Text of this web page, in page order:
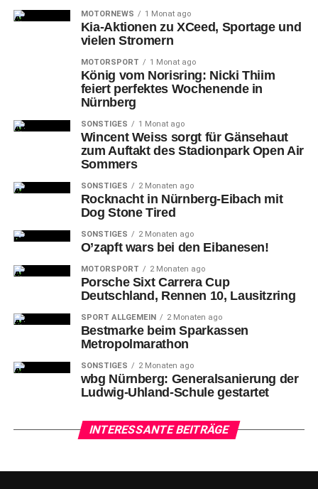
Jan-Erik Slooten (D) Phoenix Racing, Fabio Citignola (D) HRT
Mitden Teams HP Racing International und ID Racing
sind zwei Neuzugänge dabei. GP Elite startet dieses Jahr
die Mission Titelverteidigung in der Fahrer- und
Teamwertung. Die Mannschaft aus den Niederlanden,
das Schweizer Team Fach Auto Tech und Huber Racing
stehen neben dem deutschen Carrera Cup auch im
internationalen Porsche Mobil 1 Supercup auf der
Nennliste. Außerdem zählen Allied-Racing, das Black
Falcon Team Textar, CarTech Motorsport by Nigrin, HRT
Performance und IronForce Racing by Phoenix zum Line-
up im deutschen Markenpokal. Da einige Teams mit zwei
getrennt gewerteten Aufgeboten antreten, gehen
insgesamt 13 verschiedene Mannschaften an den Start.
MOTORNEWS 1 Monat ago
Kia-Aktionen zu XCeed, Sportage und
vielen Stromern
MOTORSPORT 1 Monat ago
König vom Norisring: Nicki Thiim
feiert perfektes Wochenende in
Nürnberg
SONSTIGES 1 Monat ago
Wincent Weiss sorgt für Gänsehaut
zum Auftakt des Stadionpark Open Air
Sommers
SONSTIGES 2 Monaten ago
Rocknacht in Nürnberg-Eibach mit
Dog Stone Tired
SONSTIGES 2 Monaten ago
O’zapft wars bei den Eibanesen!
MOTORSPORT 2 Monaten ago
Porsche Sixt Carrera Cup
Deutschland, Rennen 10, Lausitzring
SPORT ALLGEMEIN 2 Monaten ago
Bestmarke beim Sparkassen
Metropolmarathon
SONSTIGES 2 Monaten ago
wbg Nürnberg: Generalsanierung der
Ludwig-Uhland-Schule gestartet
INTERESSANTE BEITRÄGE